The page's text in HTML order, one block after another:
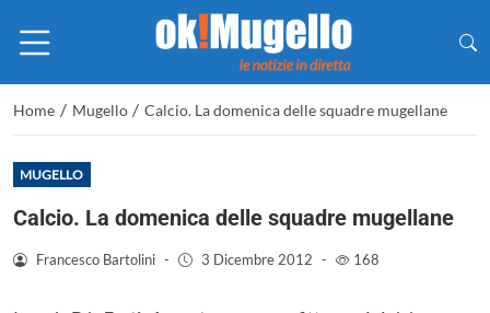
Home / Mugello / Calcio. La domenica delle squadre mugellane
MUGELLO
Calcio. La domenica delle squadre mugellane
Francesco Bartolini - 3 Dicembre 2012 - 168